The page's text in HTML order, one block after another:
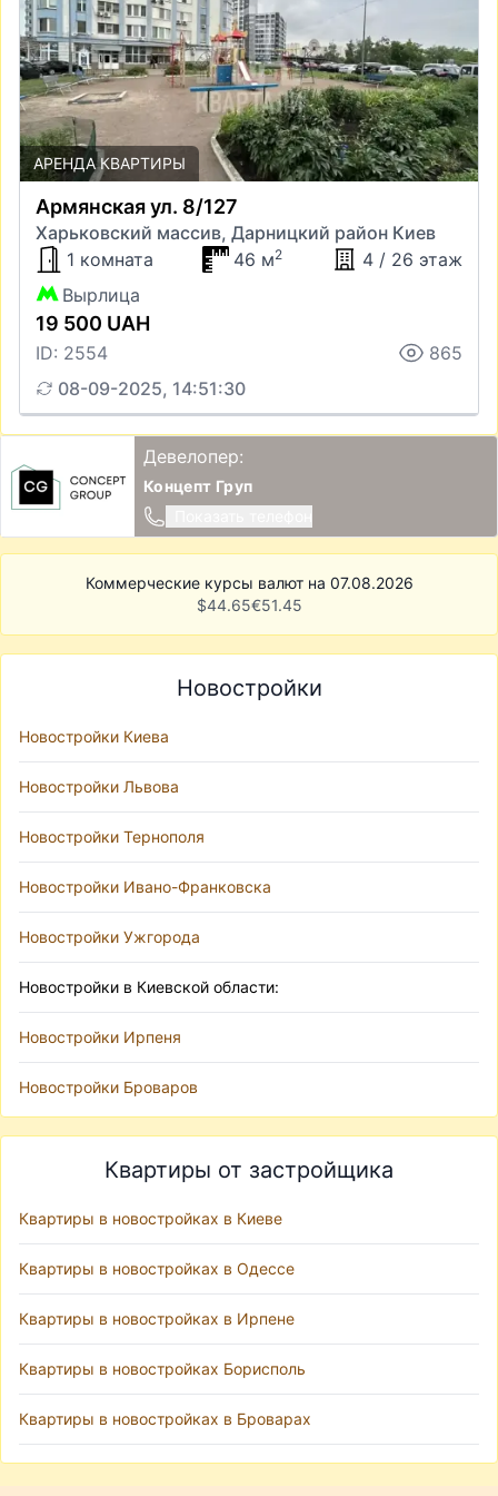
АРЕНДА КВАРТИРЫ
Армянская ул. 8/127
Харьковский массив, Дарницкий район Киев
1 комната
46 м2
4 / 26 этаж
Вырлица
19 500 UAH
ID: 2554
865
08-09-2025, 14:51:30
Девелопер:
Концепт Груп
Коммерческие курсы валют на 07.08.2026
$44.65€51.45
Новостройки
Новостройки Киева
Новостройки Львова
Новостройки Тернополя
Новостройки Ивано-Франковска
Новостройки Ужгорода
Новостройки в Киевской области:
Новостройки Ирпеня
Новостройки Броваров
Квартиры от застройщика
Квартиры в новостройках в Киеве
Квартиры в новостройках в Одессе
Квартиры в новостройках в Ирпене
Квартиры в новостройках Борисполь
Квартиры в новостройках в Броварах